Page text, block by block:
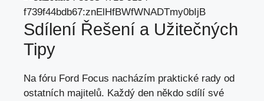
Sdílení Řešení a Užitečných
Tipy
Na fóru Ford Focus nacházím praktické rady od
ostatních majitelů. Každý den někdo sdílí své